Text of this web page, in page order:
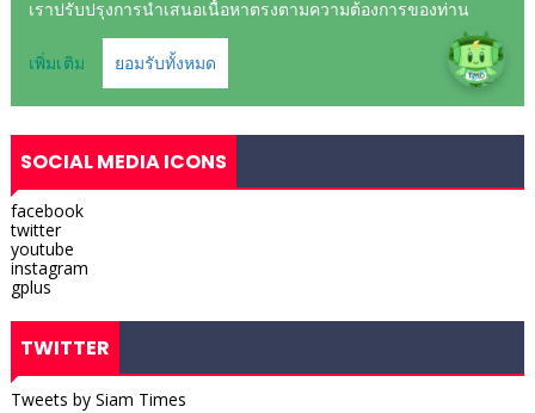
SOCIAL MEDIA ICONS
facebook
twitter
youtube
instagram
gplus
TWITTER
Tweets by Siam Times